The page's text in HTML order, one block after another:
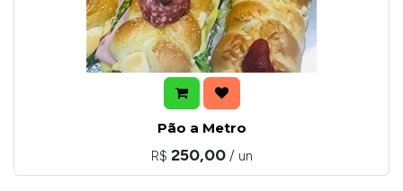
Pão a Metro
R$ 250,00 / un